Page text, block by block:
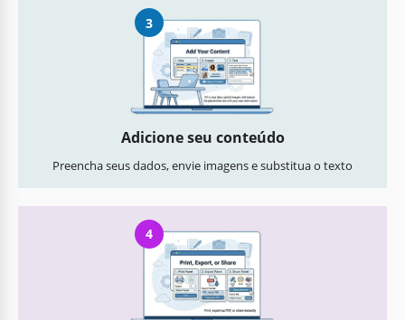
3
Adicione seu conteúdo
Preencha seus dados, envie imagens e substitua o texto
4